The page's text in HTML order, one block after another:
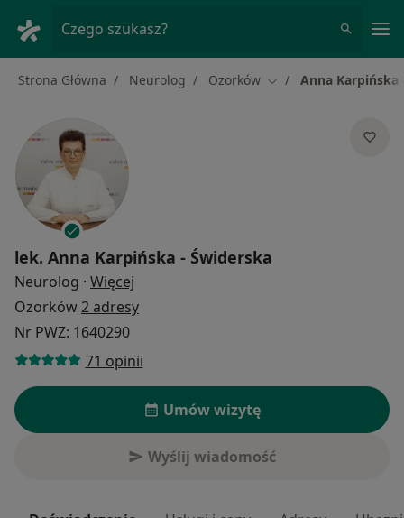
Czego szukasz?
Strona Główna Neurolog Ozorków Zmień miasto
Anna Karpińska
lek. Anna Karpińska - Świderska­
Neurolog · Więcej
Ozorków2 adresy
Nr PWZ: 1640290
71 opinii
Umów wizytę
Wyślij wiadomość